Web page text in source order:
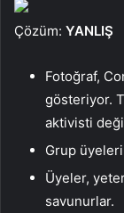
Çözüm: YANLIŞ
Fotoğraf,
gösteriyor.
aktivisti
Grup
Üyeler,
savunurlar.